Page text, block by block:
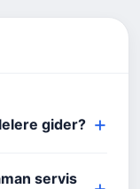
gider?
servis